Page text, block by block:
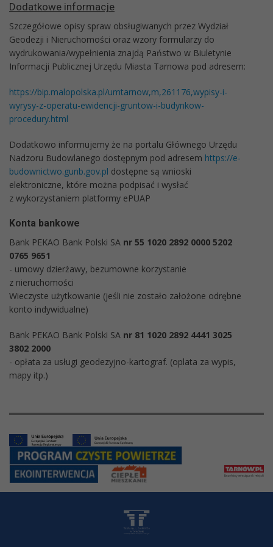
Dodatkowe informacje
Szczegółowe opisy spraw obsługiwanych przez Wydział
Geodezji i Nieruchomości oraz wzory formularzy do
wydrukowania/wypełnienia znajdą Państwo w Biuletynie
Informacji Publicznej Urzędu Miasta Tarnowa pod adresem:
https://bip.malopolska.pl/umtarnow,m,261176,wypisy-i-
wyrysy-z-operatu-ewidencji-gruntow-i-budynkow-
procedury.html
Dodatkowo informujemy że na portalu Głównego Urzędu
Nadzoru Budowlanego dostępnym pod adresem https://e-
budownictwo.gunb.gov.pl dostępne są wnioski
elektroniczne, które można podpisać i wysłać
z wykorzystaniem platformy ePUAP
Konta bankowe
Bank PEKAO Bank Polski SA nr 55 1020 2892 0000 5202
0765 9651
- umowy dzierżawy, bezumowne korzystanie
z nieruchomości
Wieczyste użytkowanie (jeśli nie zostało założone odrębne
konto indywidualne)
Bank PEKAO Bank Polski SA nr 81 1020 2892 4441 3025
3802 2000
- opłata za usługi geodezyjno-kartograf. (oplata za wypis,
mapy itp.)